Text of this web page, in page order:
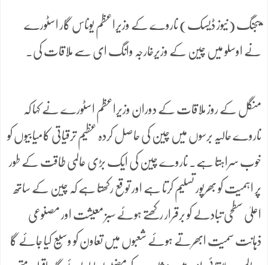
بیجنگ (نیوز ڈیسک) ناروے کے وزیراعظم یوناس گار اسٹورے
نے اوسلو میں چین کے وزیرخارجہ وانگ ای سے ملاقات کی۔
منگل کے روز ملاقات کے دوران وزیراعظم اسٹورے نے کہا کہ
ناروے حالیہ برسوں میں چین کی حاصل کردہ عظیم ترقیاتی کامیابیوں کو
خوب سراہتا ہے۔ ناروے چین کی ایک بڑی عالمی طاقت کے طور
پر اہمیت کو بھرپور تسلیم کرتا ہے اور توقع رکھتا ہے کہ چین کے ساتھ
اعلیٰ سطحی تبادلے کو برقرار رکھتے ہوئے سبز معیشت اور مصنوعی
ذہانت سمیت ابھرتے ہوئے شعبوں میں تعاون کو وسیع کیا جائے گا